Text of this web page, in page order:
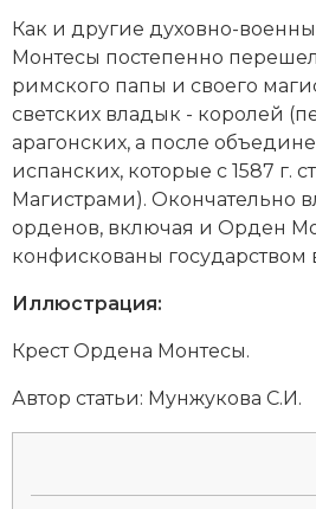
Революции и народные
Религия и церковь
Россия
Северная Америка
Социально-экономическая
Как и другие духовно-
Монтесы постепенно
римского папы и своего
светских владык - королей
арагонских, а после
испанских, которые с 1587 г.
Магистрами). Окончательно
орденов, включая и Орден
конфискованы государством
Иллюстрация:
Крест Ордена Монтесы.
Автор статьи: Мунжукова С.И.